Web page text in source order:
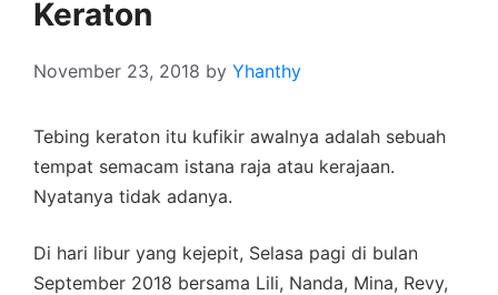
Keraton
November 23, 2018 by Yhanthy
Tebing keraton itu kufikir awalnya adalah sebuah
tempat semacam istana raja atau kerajaan.
Nyatanya tidak adanya.
Di hari libur yang kejepit, Selasa pagi di bulan
September 2018 bersama Lili, Nanda, Mina, Revy,